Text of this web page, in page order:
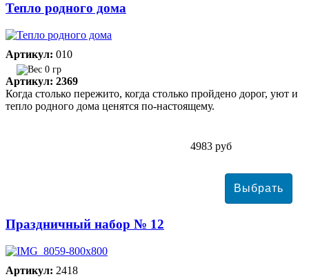
Тепло родного дома
Артикул: 010
0 гр
Артикул: 2369
Когда столько пережито, когда столько пройдено дорог, уют и
тепло родного дома ценятся по-настоящему.
4983 руб
Праздничный набор № 12
Артикул: 2418